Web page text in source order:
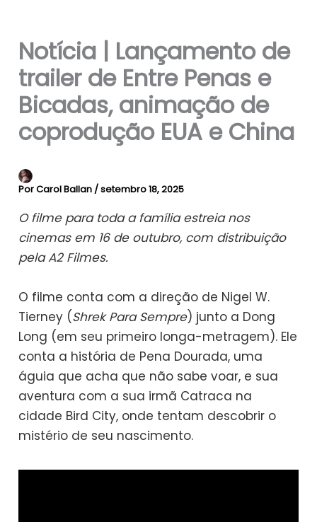
Notícia | Lançamento de
trailer de Entre Penas e
Bicadas, animação de
coprodução EUA e China
PorCarol Ballan /setembro 18, 2025
O filme para toda a família estreia nos
cinemas em 16 de outubro, com distribuição
pela A2 Filmes.
O filme conta com a direção de Nigel W.
Tierney (Shrek Para Sempre) junto a Dong
Long (em seu primeiro longa-metragem). Ele
conta a história de Pena Dourada, uma
águia que acha que não sabe voar, e sua
aventura com a sua irmã Catraca na
cidade Bird City, onde tentam descobrir o
mistério de seu nascimento.